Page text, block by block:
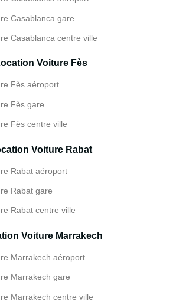
Casablanca gare
Casablanca centre ville
Voiture Fès
Fès aéroport
Fès gare
Fès centre ville
Voiture Rabat
Rabat aéroport
Rabat gare
Rabat centre ville
Voiture Marrakech
Marrakech aéroport
Marrakech gare
Marrakech centre ville